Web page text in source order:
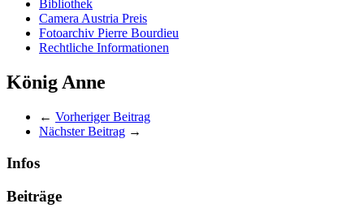
Bibliothek
Camera Austria Preis
Fotoarchiv Pierre Bourdieu
Rechtliche Informationen
König Anne
← Vorheriger Beitrag
Nächster Beitrag →
Infos
Beiträge